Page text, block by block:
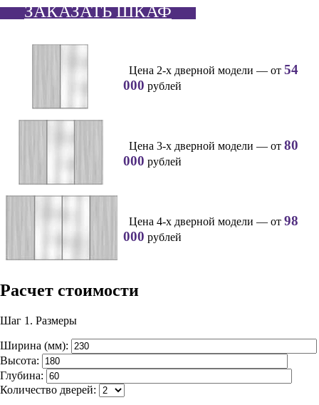
ЗАКАЗАТЬ ШКАФ
Цена 2-х дверной модели — от 54
000 рублей
Цена 3-х дверной модели — от 80
000 рублей
Цена 4-х дверной модели — от 98
000 рублей
Расчет стоимости
Шаг 1. Размеры
Ширина (мм):
Высота:
Глубина:
Количество дверей: